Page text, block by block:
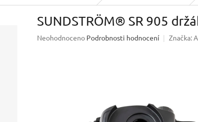
SUNDSTRÖM® SR 905
Průměrné
Neohodnoceno Podrobnosti hodnocení Značka: